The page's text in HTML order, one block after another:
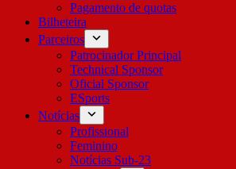
Pagamento de quotas
Bilheteira
Parceiros
Patrocinador Principal
Technical Sponsor
Oficial Sponsor
ESports
Notícias
Profissional
Feminino
Notícias Sub-23